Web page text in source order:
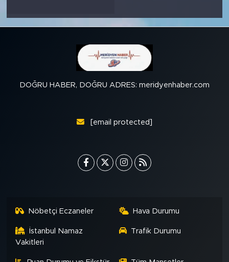
DOĞRU HABER, DOĞRU ADRES: meridyenhaber.com
[email protected]
Nöbetçi Eczaneler Hava Durumu
İstanbul Namaz
Vakitleri
Trafik Durumu